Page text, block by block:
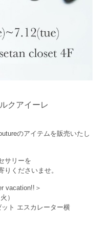
クアイーレ
のアイテムを販売いたし
サリーを
りくださいませ。
vacation!!＞
）
ト エスカレーター横